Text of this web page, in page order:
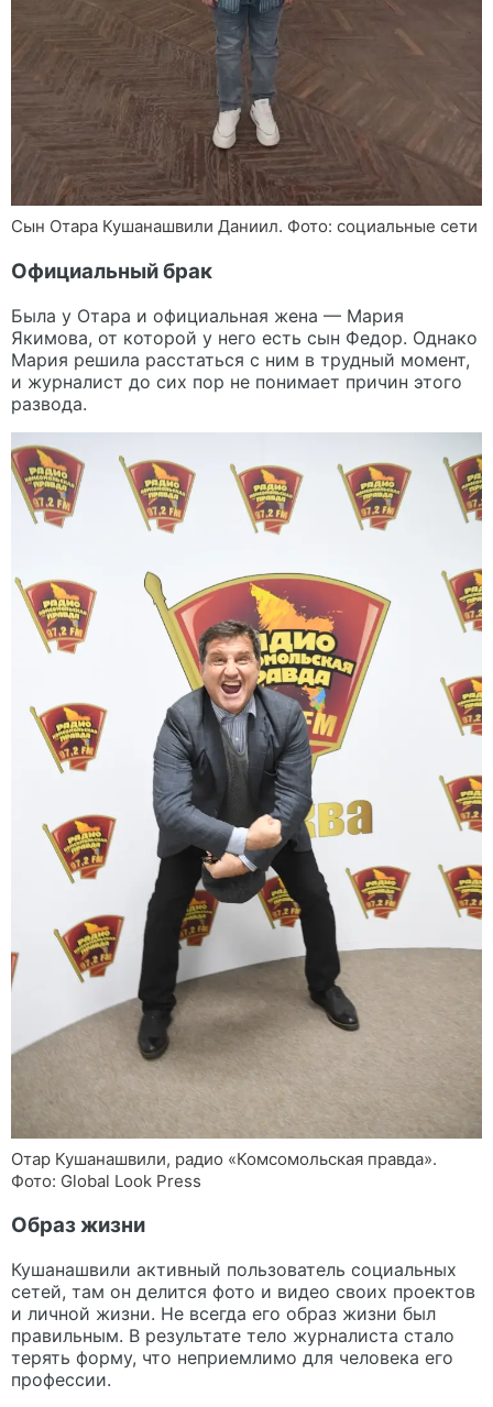
Сын Отара Кушанашвили Даниил. Фото: социальные сети
Официальный брак
Была у Отара и официальная жена — Мария
Якимова, от которой у него есть сын Федор. Однако
Мария решила расстаться с ним в трудный момент,
и журналист до сих пор не понимает причин этого
развода.
Отар Кушанашвили, радио «Комсомольская правда».
Фото: Global Look Press
Образ жизни
Кушанашвили активный пользователь социальных
сетей, там он делится фото и видео своих проектов
и личной жизни. Не всегда его образ жизни был
правильным. В результате тело журналиста стало
терять форму, что неприемлимо для человека его
профессии.